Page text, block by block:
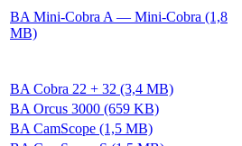
BA Mini-Cobra A — Mini-Cobra (1,8
MB)
BA Cobra 22 + 32 (3,4 MB)
BA Orcus 3000 (659 KB)
BA CamScope (1,5 MB)